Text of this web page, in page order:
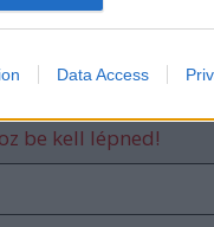
Data Access
be kell lépned!